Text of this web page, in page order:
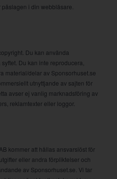
i din webbläsare.
Du kan använda
Du kan inte reproducera,
material/delar av Sponsorhuset.se
utnyttjande av sajten för
avser ej vanlig marknadsföring av
reklamtexter eller loggor.
kommer att hållas ansvarslöst för
eller andra förpliktelser och
av Sponsorhuset.se. Vi tar